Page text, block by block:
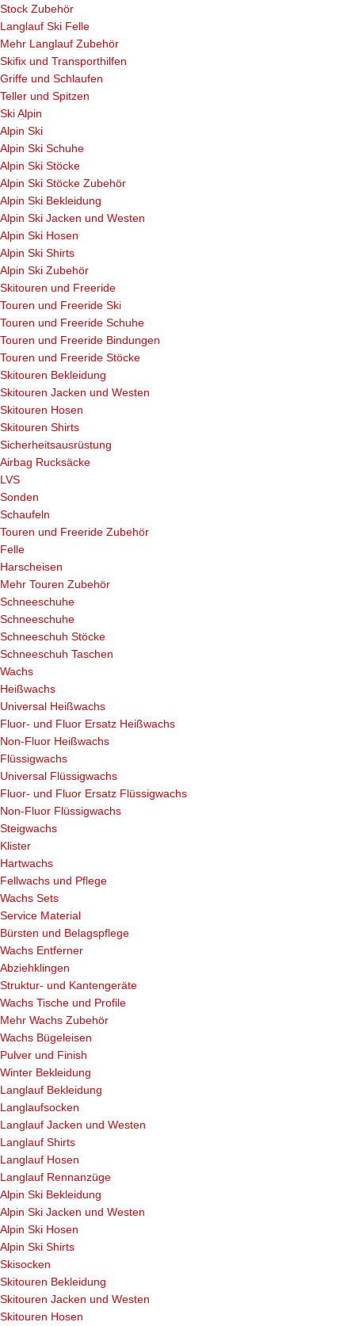
Stock Zubehör
Langlauf Ski Felle
Mehr Langlauf Zubehör
Skifix und Transporthilfen
Griffe und Schlaufen
Teller und Spitzen
Ski Alpin
Alpin Ski
Alpin Ski Schuhe
Alpin Ski Stöcke
Alpin Ski Stöcke Zubehör
Alpin Ski Bekleidung
Alpin Ski Jacken und Westen
Alpin Ski Hosen
Alpin Ski Shirts
Alpin Ski Zubehör
Skitouren und Freeride
Touren und Freeride Ski
Touren und Freeride Schuhe
Touren und Freeride Bindungen
Touren und Freeride Stöcke
Skitouren Bekleidung
Skitouren Jacken und Westen
Skitouren Hosen
Skitouren Shirts
Sicherheitsausrüstung
Airbag Rucksäcke
LVS
Sonden
Schaufeln
Touren und Freeride Zubehör
Felle
Harscheisen
Mehr Touren Zubehör
Schneeschuhe
Schneeschuhe
Schneeschuh Stöcke
Schneeschuh Taschen
Wachs
Heißwachs
Universal Heißwachs
Fluor- und Fluor Ersatz Heißwachs
Non-Fluor Heißwachs
Flüssigwachs
Universal Flüssigwachs
Fluor- und Fluor Ersatz Flüssigwachs
Non-Fluor Flüssigwachs
Steigwachs
Klister
Hartwachs
Fellwachs und Pflege
Wachs Sets
Service Material
Bürsten und Belagspflege
Wachs Entferner
Abziehklingen
Struktur- und Kantengeräte
Wachs Tische und Profile
Mehr Wachs Zubehör
Wachs Bügeleisen
Pulver und Finish
Winter Bekleidung
Langlauf Bekleidung
Langlaufsocken
Langlauf Jacken und Westen
Langlauf Shirts
Langlauf Hosen
Langlauf Rennanzüge
Alpin Ski Bekleidung
Alpin Ski Jacken und Westen
Alpin Ski Hosen
Alpin Ski Shirts
Skisocken
Skitouren Bekleidung
Skitouren Jacken und Westen
Skitouren Hosen